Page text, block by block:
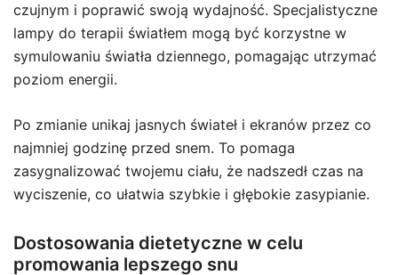
czujnym i poprawić swoją wydajność. Specjalistyczne
lampy do terapii światłem mogą być korzystne w
symulowaniu światła dziennego, pomagając utrzymać
poziom energii.
Po zmianie unikaj jasnych świateł i ekranów przez co
najmniej godzinę przed snem. To pomaga
zasygnalizować twojemu ciału, że nadszedł czas na
wyciszenie, co ułatwia szybkie i głębokie zasypianie.
Dostosowania dietetyczne w celu
promowania lepszego snu